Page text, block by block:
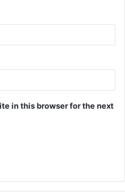
in this browser for the next